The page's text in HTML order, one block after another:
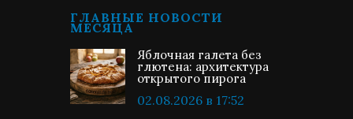
ГЛАВНЫЕ НОВОСТИ
МЕСЯЦА
Яблочная галета без
глютена: архитектура
открытого пирога
02.08.2026 в 17:52